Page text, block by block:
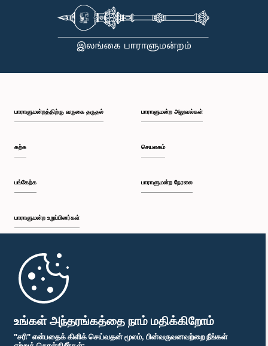
உங்கள் அந்தரங்கத்தை நாம் மதிக்கிறோம்
"சரி" என்பதைக் கிளிக் செய்வதன் மூலம், பின்வருவனவற்றை நீங்கள்
பாராளுமன்றத்திற்கு வருகை தருதல்
கற்க
பங்கேற்க
பாராளுமன்ற உறுப்பினர்கள்
முதற்பக்கம்
பாராளுமன்ற அலுவல்கள்
செயலகம்
பாராளுமன்ற நேரலை
பாராளுமன்ற கையடக்க செயலி